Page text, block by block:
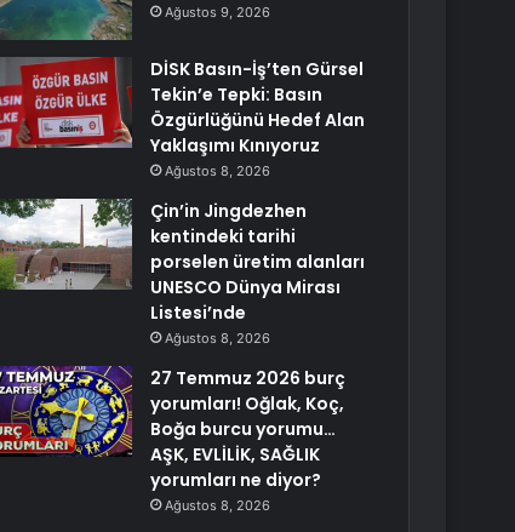
Ağustos 9, 2026
DİSK Basın-İş’ten Gürsel
Tekin’e Tepki: Basın
Özgürlüğünü Hedef Alan
Yaklaşımı Kınıyoruz
Ağustos 8, 2026
Çin’in Jingdezhen
kentindeki tarihi
porselen üretim alanları
UNESCO Dünya Mirası
Listesi’nde
Ağustos 8, 2026
27 Temmuz 2026 burç
yorumları! Oğlak, Koç,
Boğa burcu yorumu…
AŞK, EVLİLİK, SAĞLIK
yorumları ne diyor?
Ağustos 8, 2026